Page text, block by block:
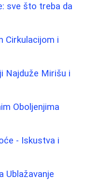
sve što treba da
Cirkulacijom i
Najduže Mirišu i
Oboljenjima
- Iskustva i
Ublažavanje